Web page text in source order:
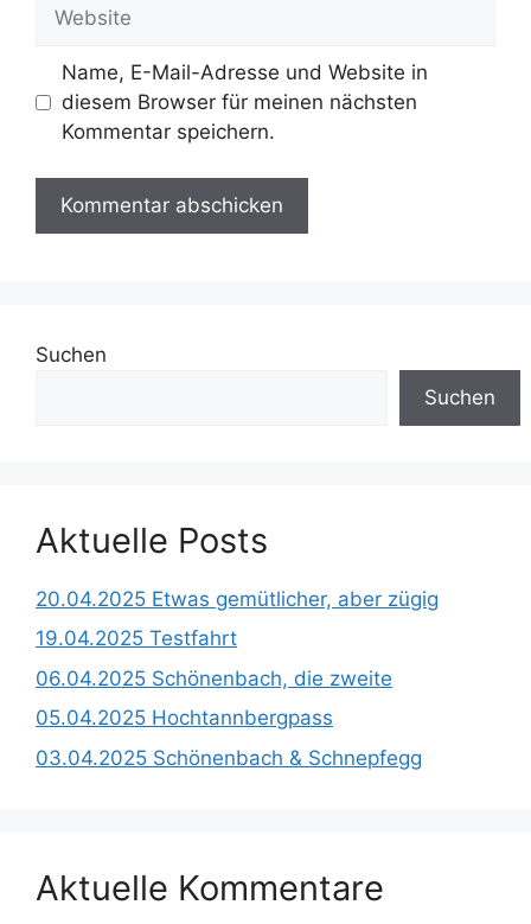
Name, E-Mail-Adresse und Website in
diesem Browser für meinen nächsten
Kommentar speichern.
Suchen
Suchen
Aktuelle Posts
20.04.2025 Etwas gemütlicher, aber zügig
19.04.2025 Testfahrt
06.04.2025 Schönenbach, die zweite
05.04.2025 Hochtannbergpass
03.04.2025 Schönenbach & Schnepfegg
Aktuelle Kommentare